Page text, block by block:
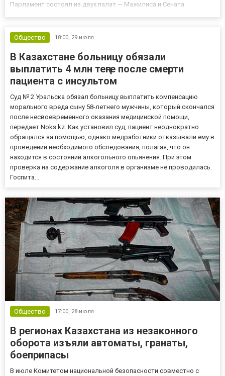
Парламент состоял из двух палат — Мажилиса и Сената.
голосование проход...
Общество 18:00, 29 июля
В Казахстане больницу обязали
выплатить 4 млн теңге после смерти
пациента с инсультом
Суд № 2 Уральска обязал больницу выплатить компенсацию
морального вреда сыну 58-летнего мужчины, который скончался
после несвоевременного оказания медицинской помощи,
передает Noks.kz. Как установил суд, пациент неоднократно
обращался за помощью, однако медработники отказывали ему в
проведении необходимого обследования, полагая, что он
находится в состоянии алкогольного опьянения. При этом
проверка на содержание алкоголя в организме не проводилась.
Госпита...
Общество 17:00, 28 июля
В регионах Казахстана из незаконного
оборота изъяли автоматы, гранаты,
боеприпасы
В июле Комитетом национальной безопасности совместно с